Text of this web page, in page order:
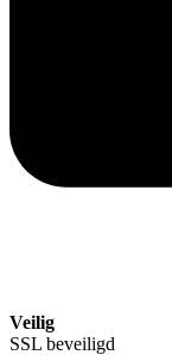
Veilig
SSL beveiligd